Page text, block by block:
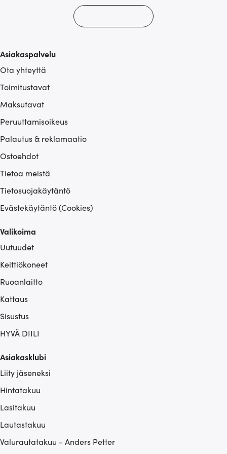
Asiakaspalvelu
Ota yhteyttä
Toimitustavat
Maksutavat
Peruuttamisoikeus
Palautus & reklamaatio
Ostoehdot
Tietoa meistä
Tietosuojakäytäntö
Evästekäytäntö (Cookies)
Valikoima
Uutuudet
Keittiökoneet
Ruoanlaitto
Kattaus
Sisustus
HYVÄ DIILI
Asiakasklubi
Liity jäseneksi
Hintatakuu
Lasitakuu
Lautastakuu
Valurautatakuu - Anders Petter